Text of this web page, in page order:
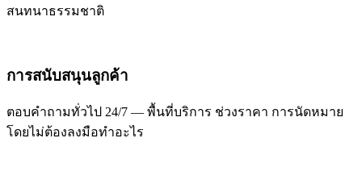
สนทนาธรรมชาติ
การสนับสนุนลูกค้า
ตอบคำถามทั่วไป 24/7 — พื้นที่บริการ ช่วงราคา การนัดหมาย
โดยไม่ต้องลงมือทำอะไร